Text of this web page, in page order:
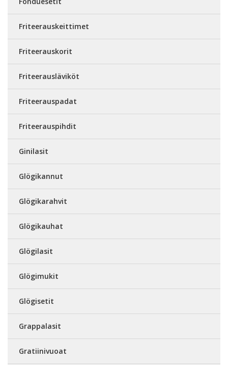
Friteerauskeittimet
Friteerauskorit
Friteerausläviköt
Friteerauspadat
Friteerauspihdit
Ginilasit
Glögikannut
Glögikarahvit
Glögikauhat
Glögilasit
Glögimukit
Glögisetit
Grappalasit
Gratiinivuoat